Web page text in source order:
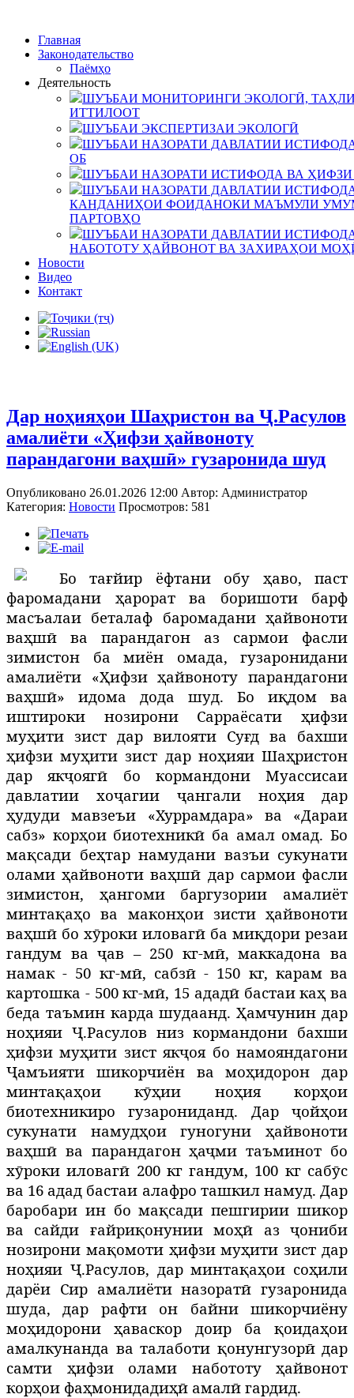
Главная
Законодательство
Паёмҳо
Деятельность
ШУЪБАИ МОНИТОРИНГИ ЭКОЛОГӢ,
ИТТИЛООТ
ШУЪБАИ ЭКСПЕРТИЗАИ ЭКОЛОГӢ
ШУЪБАИ НАЗОРАТИ ДАВЛАТИИ
ОБ
ШУЪБАИ НАЗОРАТИ ИСТИФОДА ВА
ШУЪБАИ НАЗОРАТИ ДАВЛАТИИ
КАНДАНИҲОИ ФОИДАНОКИ МАЪМУЛИ
ПАРТОВҲО
ШУЪБАИ НАЗОРАТИ ДАВЛАТИИ
НАБОТОТУ ҲАЙВОНОТ ВА ЗАХИРАҲОИ
Новости
Видео
Контакт
Дар ноҳияҳои Шаҳристон ва Ҷ.Расулов
амалиёти «Ҳифзи ҳайвоноту
парандагони ваҳшӣ» гузаронида шуд
Опубликовано 26.01.2026 12:00 Автор: Администратор
Категория: Новости Просмотров: 581
Бо тағйир ёфтани обу ҳаво, паст
фаромадани ҳарорат ва боришоти барф
масъалаи беталаф баромадани ҳайвоноти
ваҳшӣ ва парандагон аз сармои фасли
зимистон ба миён омада, гузаронидани
амалиёти «Ҳифзи ҳайвоноту парандагони
ваҳшӣ» идома дода шуд. Бо иқдом ва
иштироки нозирони Сарраёсати ҳифзи
муҳити зист дар вилояти Суғд ва бахши
ҳифзи муҳити зист дар ноҳияи Шаҳристон
дар якҷоягӣ бо кормандони Муассисаи
давлатии хоҷагии ҷангали ноҳия дар
ҳудуди мавзеъи «Хуррамдара» ва «Дараи
сабз» корҳои биотехникӣ ба амал омад. Бо
мақсади беҳтар намудани вазъи сукунати
олами ҳайвоноти ваҳшӣ дар сармои фасли
зимистон, ҳангоми баргузории амалиёт
минтақаҳо ва маконҳои зисти ҳайвоноти
ваҳшӣ бо хӯроки иловагӣ ба миқдори резаи
гандум ва ҷав – 250 кг-мӣ, маккадона ва
намак - 50 кг-мӣ, сабзӣ - 150 кг, карам ва
картошка - 500 кг-мӣ, 15 ададӣ бастаи каҳ ва
беда таъмин карда шудаанд. Ҳамчунин дар
ноҳияи Ҷ.Расулов низ кормандони бахши
ҳифзи муҳити зист якҷоя бо намояндагони
Ҷамъияти шикорчиён ва моҳидорон дар
минтақаҳои кӯҳии ноҳия корҳои
биотехникиро гузарониданд. Дар ҷойҳои
сукунати намудҳои гуногуни ҳайвоноти
ваҳшӣ ва парандагон ҳаҷми таъминот бо
хӯроки иловагӣ 200 кг гандум, 100 кг сабӯс
ва 16 адад бастаи алафро ташкил намуд. Дар
баробари ин бо мақсади пешгирии шикор
ва сайди ғайриқонунии моҳӣ аз ҷониби
нозирони мақомоти ҳифзи муҳити зист дар
ноҳияи Ҷ.Расулов, дар минтақаҳои соҳили
дарёи Сир амалиёти назоратӣ гузаронида
шуда, дар рафти он байни шикорчиёну
моҳидорони ҳаваскор доир ба қоидаҳои
амалкунанда ва талаботи қонунгузорӣ дар
самти ҳифзи олами набототу ҳайвонот
корҳои фаҳмонидадиҳӣ амалӣ гардид.